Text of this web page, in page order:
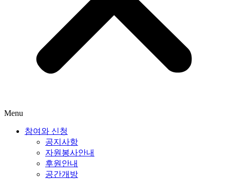
Menu
참여와 신청
공지사항
자원봉사안내
후원안내
공간개방